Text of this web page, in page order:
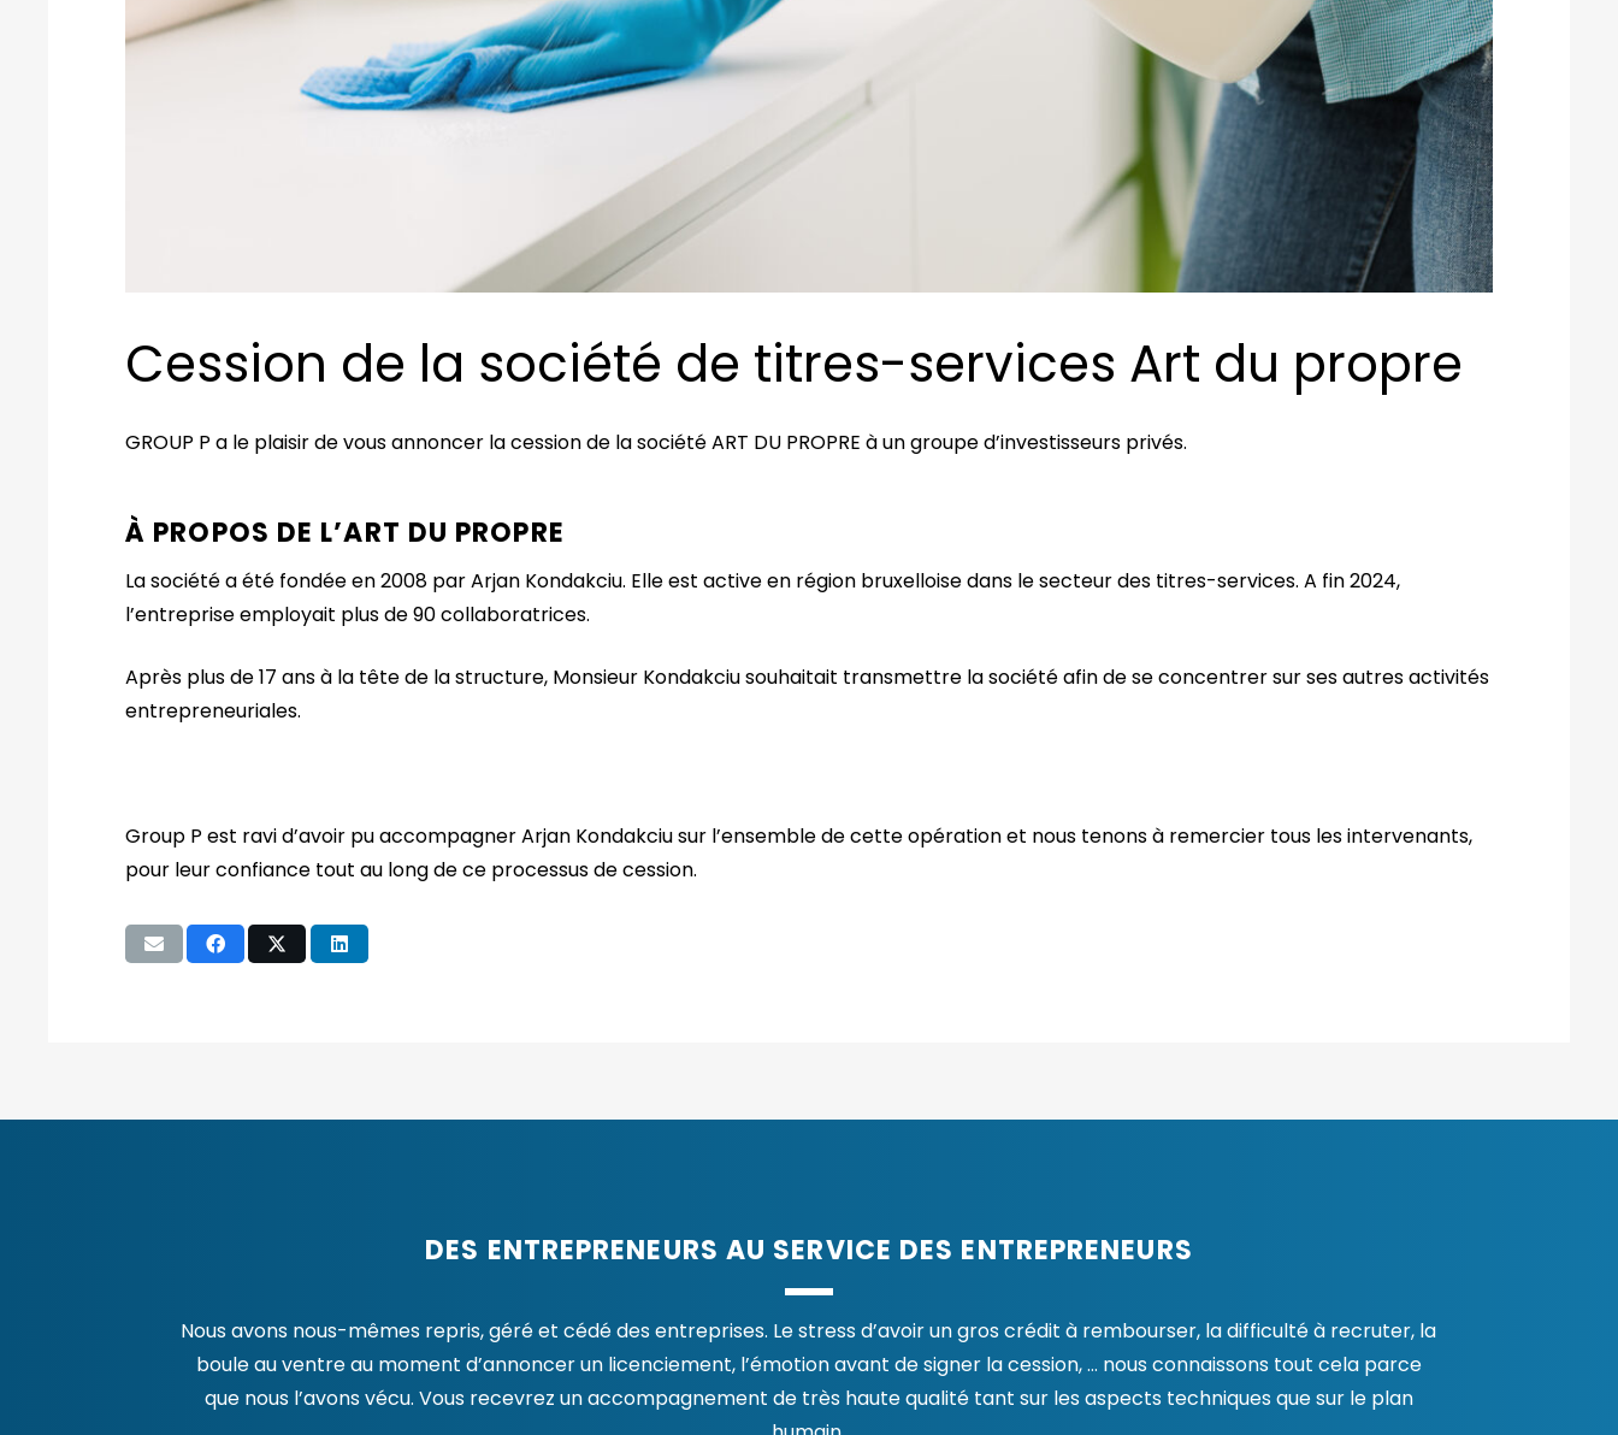
Cession de la société de titres-services Art du propre
GROUP P a le plaisir de vous annoncer la cession de la société ART DU PROPRE à un groupe d’investisseurs privés.
À PROPOS DE L’ART DU PROPRE
La société a été fondée en 2008 par Arjan Kondakciu. Elle est active en région bruxelloise dans le secteur des titres-services. A fin 2024,
l’entreprise employait plus de 90 collaboratrices.
Après plus de 17 ans à la tête de la structure, Monsieur Kondakciu souhaitait transmettre la société afin de se concentrer sur ses autres activités
entrepreneuriales.
Group P est ravi d’avoir pu accompagner Arjan Kondakciu sur l’ensemble de cette opération et nous tenons à remercier tous les intervenants,
pour leur confiance tout au long de ce processus de cession.
DES ENTREPRENEURS AU SERVICE DES ENTREPRENEURS
Nous avons nous-mêmes repris, géré et cédé des entreprises. Le stress d’avoir un gros crédit à rembourser, la difficulté à recruter, la
boule au ventre au moment d’annoncer un licenciement, l’émotion avant de signer la cession, … nous connaissons tout cela parce
que nous l’avons vécu. Vous recevrez un accompagnement de très haute qualité tant sur les aspects techniques que sur le plan